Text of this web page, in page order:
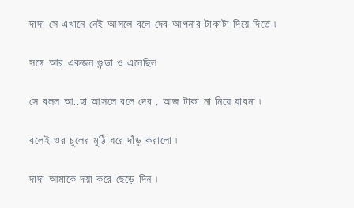
দাদা সে এখানে নেই আসলে বলে দেব আপনার টাকাটা দিয়ে দিতে ৷
সঙ্গে আর একজন গুন্ডা ও এনেছিল
সে বলল আ..হা আসলে বলে দেব , আজ টাকা না নিয়ে যাবনা ৷
বলেই ওর চুলের মুঠি ধরে দাঁড় করালো ৷
দাদা আমাকে দয়া করে ছেড়ে দিন ৷